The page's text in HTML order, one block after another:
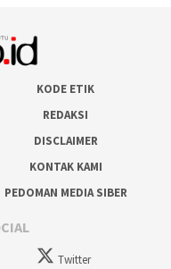
KODE ETIK
REDAKSI
DISCLAIMER
KONTAK KAMI
PEDOMAN MEDIA SIBER
Twitter